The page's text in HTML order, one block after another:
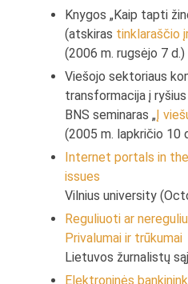
Knygos „Kaip tapti
(atskiras tinklaraščio
(2006 m. rugsėjo 7 d.)
Viešojo sektoriaus
transformacija į
BNS seminaras „Į
(2005 m. lapkričio 10
Internet portals in
issues
Vilnius university
Reguliuoti ar
Privalumai ir trūkumai
Lietuvos žurnalistų
Elektroninės